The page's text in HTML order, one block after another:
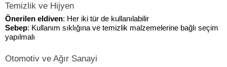
Temizlik ve Hijyen
Önerilen eldiven: Her iki tür de kullanılabilir
Sebep: Kullanım sıklığına ve temizlik malzemelerine bağlı seçim
yapılmalı
Otomotiv ve Ağır Sanayi